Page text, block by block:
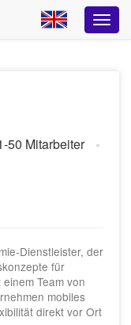
50 Mitarbeiter
Dienstleister, der
für
Team von
mobiles
direkt vor Ort